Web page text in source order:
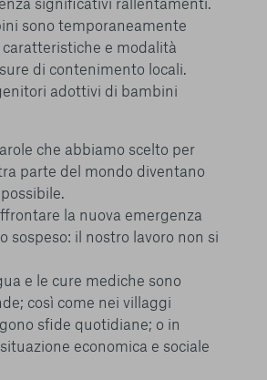
sono temporaneamente
caratteristiche e modalità
di contenimento locali.
adottivi di bambini
che abbiamo scelto per
parte del mondo diventano
la nuova emergenza
sospeso: il nostro lavoro non si
e le cure mediche sono
così come nei villaggi
sfide quotidiane; o in
economica e sociale